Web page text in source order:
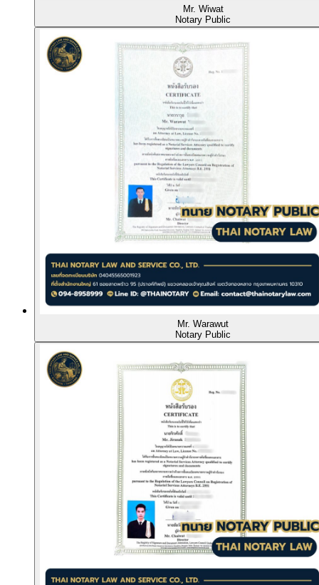
Mr. Wiwat
Notary Public
Mr. Warawut
Notary Public